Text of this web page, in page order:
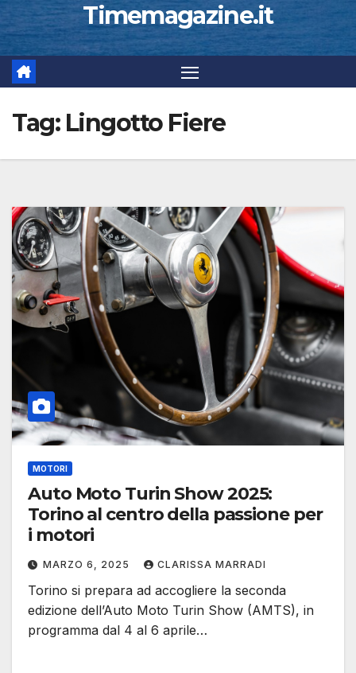
Timemagazine.it
Tag: Lingotto Fiere
MOTORI
Auto Moto Turin Show 2025:
Torino al centro della passione per
i motori
MARZO 6, 2025 CLARISSA MARRADI
Torino si prepara ad accogliere la seconda
edizione dell’Auto Moto Turin Show (AMTS), in
programma dal 4 al 6 aprile…